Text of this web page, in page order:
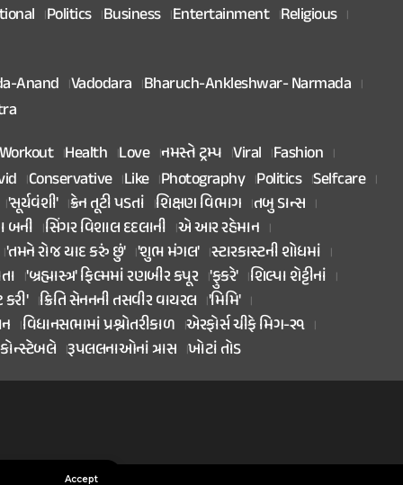
Accept
Politics Business Entertainment Religious
Anand Vadodara Bharuch-Ankleshwar- Narmada
Health Love નમસ્તે ટ્રમ્પ Viral Fashion
Conservative Like Photography Politics Selfcare
'સૂર્યવંશી' ક્રેન તૂટી પડતાં શિક્ષણ વિભાગ તબુ ડાન્સ
બની સિંગર વિશાલ દદલાની એ આર રહેમાન
'તમને રોજ યાદ કરું છું' 'શુભ મંગલ' સ્ટારકાસ્ટની શોધમાં
'બ્રહ્માસ્ત્ર' ફિલ્મમાં રણબીર કપૂર 'ફુકરે' શિલ્પા શેટ્ટીનાં
ક્રિતિ સેનનની તસવીર વાયરલ 'મિમિ'
વિધાનસભામાં પ્રશ્નોતરીકાળ એરફોર્સ ચીફે મિગ-૨૧
કોન્સ્ટેબલે રૂપલલનાઓનાં ત્રાસ ખોટાં તોડ